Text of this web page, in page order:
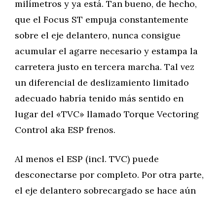
milímetros y ya está. Tan bueno, de hecho,
que el Focus ST empuja constantemente
sobre el eje delantero, nunca consigue
acumular el agarre necesario y estampa la
carretera justo en tercera marcha. Tal vez
un diferencial de deslizamiento limitado
adecuado habría tenido más sentido en
lugar del «TVC» llamado Torque Vectoring
Control aka ESP frenos.
Al menos el ESP (incl. TVC) puede
desconectarse por completo. Por otra parte,
el eje delantero sobrecargado se hace aún